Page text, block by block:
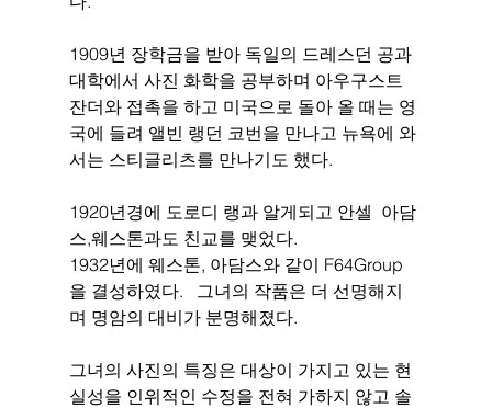
1909년 장학금을 받아 독일의 드레스던 공과
대학에서 사진 화학을 공부하며 아우구스트
잔더와 접촉을 하고 미국으로 돌아 올 때는 영
국에 들려 앨빈 랭던 코번을 만나고 뉴욕에 와
서는 스티글리츠를 만나기도 했다.
1920년경에 도로디 랭과 알게되고 안셀  아담
스,웨스톤과도 친교를 맺었다.
1932년에 웨스톤, 아담스와 같이 F64Group
을 결성하였다.   그녀의 작품은 더 선명해지
며 명암의 대비가 분명해졌다.
그녀의 사진의 특징은 대상이 가지고 있는 현
실성을 인위적인 수정을 전혀 가하지 않고 솔